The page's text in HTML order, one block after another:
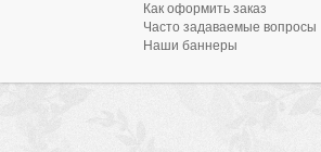
Как оформить заказ
Часто задаваемые вопросы
Наши баннеры